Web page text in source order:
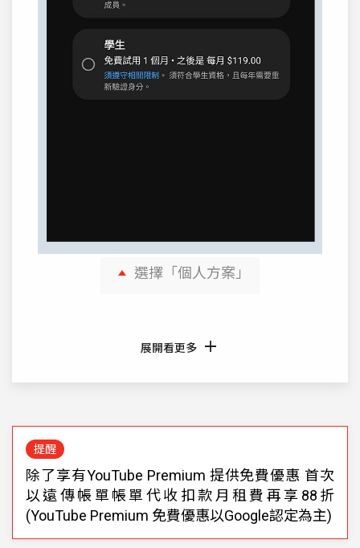
選擇「個人方案」
展開看更多
提醒
除了享有YouTube Premium 提供免費優惠 首次
以遠傳帳單帳單代收扣款月租費再享88折
(YouTube Premium 免費優惠以Google認定為主)